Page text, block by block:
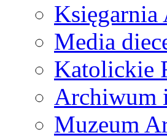
Księgarnia
Media
Katolickie
Archiwum
Muzeum